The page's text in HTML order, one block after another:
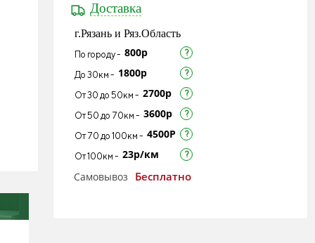
Доставка
г.Рязань и Ряз.Область
По городу - 800р
До 30км - 1800р
От 30 до 50км - 2700р
От 50 до 70км - 3600р
От 70 до 100км - 4500Р
От 100км - 23р/км
Самовывоз
Бесплатно